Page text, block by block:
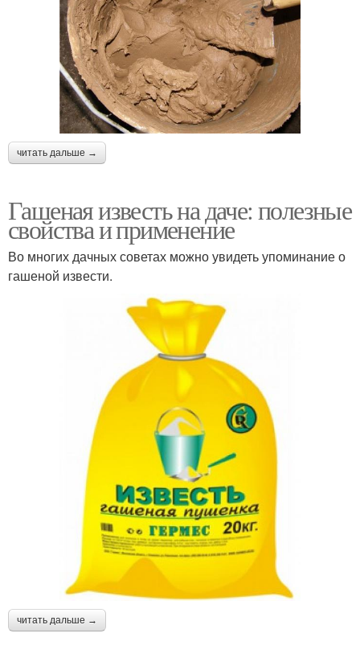
читать дальше →
Гашеная известь на даче: полезные
свойства и применение
Во многих дачных советах можно увидеть упоминание о
гашеной извести.
читать дальше →